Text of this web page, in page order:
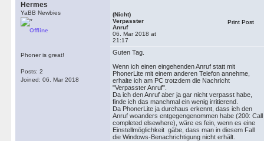
Hermes
YaBB Newbies
Offline
Phoner is great!
Posts: 2
Joined: 06. Mar 2018
(Nicht)
Verpasster
Anruf
06. Mar 2018 at
21:17
Print Post
Guten Tag.
Wenn ich einen eingehenden Anruf statt mit
PhonerLite mit einem anderen Telefon annehme,
erhalte ich am PC trotzdem die Nachricht
"Verpasster Anruf".
Da ich den Anruf aber ja gar nicht verpasst habe,
finde ich das manchmal ein wenig irritierend.
Da PhonerLite ja durchaus erkennt, dass ich den
Anruf woanders entgegengenommen habe (200: Call
completed elsewhere), wäre es fein, wenn es eine
Einstellmöglichkeit gäbe, dass man in diesem Fall
die Windows-Benachrichtigung nicht erhält.